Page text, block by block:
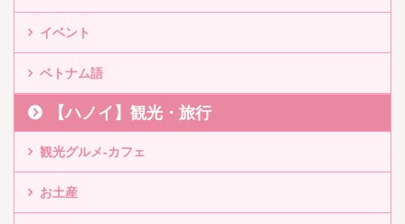
イベント
ベトナム語
【ハノイ】観光・旅行
観光グルメ-カフェ
お土産